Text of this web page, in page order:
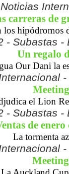
carreras de
los hipódromos
- Subastas -
Un regalo
Our Dani la
el Lion
- Subastas -
de
La tormenta